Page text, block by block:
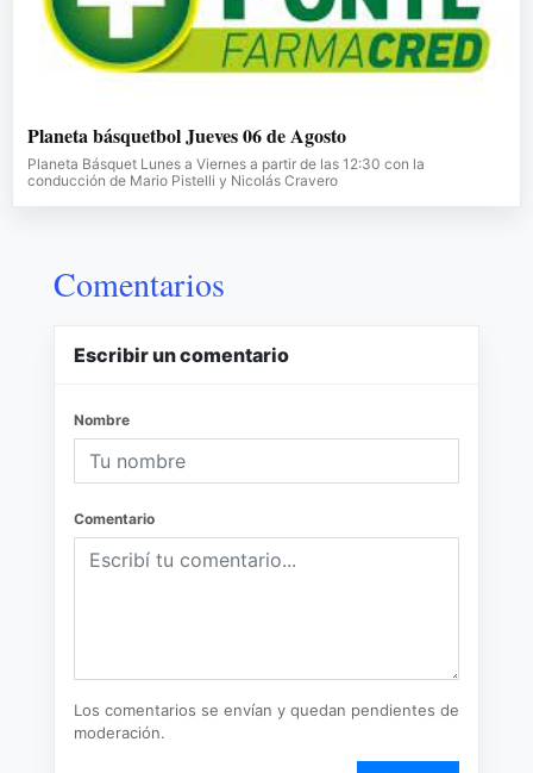
Planeta básquetbol Jueves 06 de Agosto
Planeta Básquet Lunes a Viernes a partir de las 12:30 con la
conducción de Mario Pistelli y Nicolás Cravero
Comentarios
Escribir un comentario
Nombre
Comentario
Los comentarios se envían y quedan pendientes de
moderación.